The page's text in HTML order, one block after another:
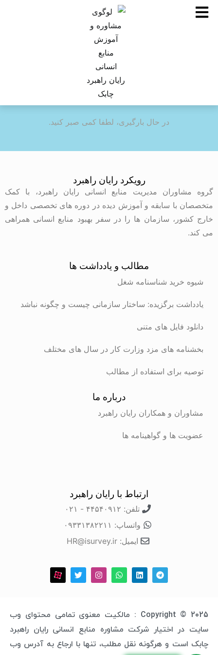
در حال بارگیری، لطفا کمی صبر کنید.
رویکرد رایان راهبرد
گروه مشاوران مدیریت منابع انسانی رایان راهبرد، با کمک
متخصصان با سابقه و آموزش دیده در دوره های تخصصی داخل و
خارج کشور، سازمان ها را در سفر بهبود منابع انسانی همراهی
می کند.
مطالب و یادداشت ها
شیوه خرید شناسنامه شغل
یادداشت برگزیده: ساختار سازمانی چیست و چگونه نباشد
دانلود فایل های متنی
بخشنامه های مزد وزارت کار در سال های مختلف
توصیه برای استفاده از مطالب
درباره ما
مشاوران و همکاران رایان راهبرد
عضویت ها و گواهینامه ها
ارتباط با رایان راهبرد
تلفن: ۴۴۵۴۰۹۱۲ - ۰۲۱
واتساپ: ۰۹۳۳۱۳۸۲۲۱۱
ایمیل: HR@isurvey.ir
Copyright © 2025 : مالکیت معنوی تمامی محتوای وب
سایت در اختیار شرکت مشاوره منابع انسانی رایان راهبرد
چابک است و هرگونه نقل مطلب، تنها با ارجاع به آدرس وب